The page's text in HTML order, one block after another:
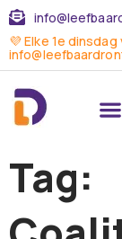
💜 Elke 1e
Tag: